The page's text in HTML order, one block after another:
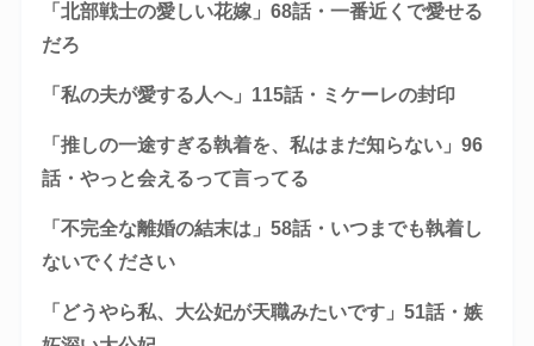
「北部戦士の愛しい花嫁」68話・一番近くで愛せる
だろ
「私の夫が愛する人へ」115話・ミケーレの封印
「推しの一途すぎる執着を、私はまだ知らない」96
話・やっと会えるって言ってる
「不完全な離婚の結末は」58話・いつまでも執着し
ないでください
「どうやら私、大公妃が天職みたいです」51話・嫉